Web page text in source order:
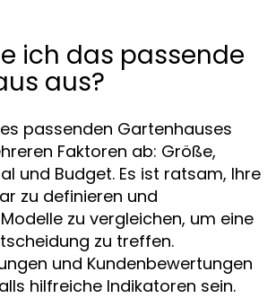
ich das passende
aus?
passenden Gartenhauses
Faktoren ab: Größe,
und Budget. Es ist ratsam, Ihre
zu definieren und
zu vergleichen, um eine
zu treffen.
und Kundenbewertungen
hilfreiche Indikatoren sein.